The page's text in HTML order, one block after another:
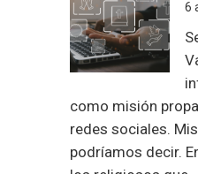
6
como misión
redes sociales.
podríamos decir.